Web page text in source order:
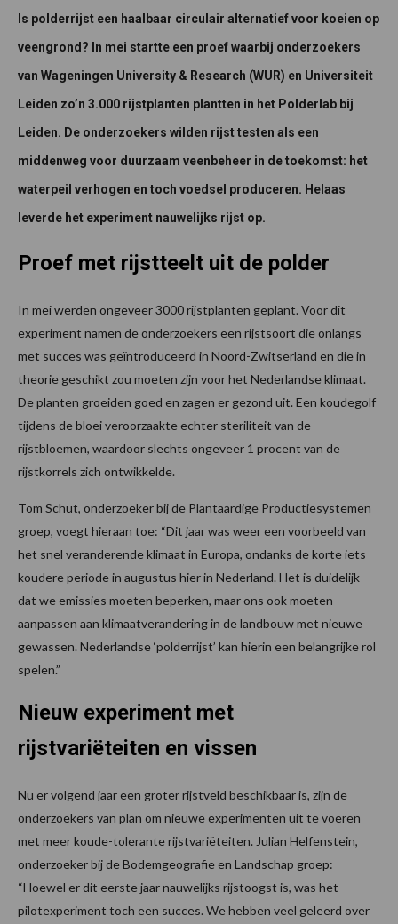
Is polderrijst een haalbaar circulair alternatief voor koeien op
veengrond? In mei startte een proef waarbij onderzoekers
van Wageningen University & Research (WUR) en Universiteit
Leiden zo’n 3.000 rijstplanten plantten in het Polderlab bij
Leiden. De onderzoekers wilden rijst testen als een
middenweg voor duurzaam veenbeheer in de toekomst: het
waterpeil verhogen en toch voedsel produceren. Helaas
leverde het experiment nauwelijks rijst op.
Proef met rijstteelt uit de polder
In mei werden ongeveer 3000 rijstplanten geplant. Voor dit
experiment namen de onderzoekers een rijstsoort die onlangs
met succes was geïntroduceerd in Noord-Zwitserland en die in
theorie geschikt zou moeten zijn voor het Nederlandse klimaat.
De planten groeiden goed en zagen er gezond uit. Een koudegolf
tijdens de bloei veroorzaakte echter steriliteit van de
rijstbloemen, waardoor slechts ongeveer 1 procent van de
rijstkorrels zich ontwikkelde.
Tom Schut, onderzoeker bij de Plantaardige Productiesystemen
groep, voegt hieraan toe: “Dit jaar was weer een voorbeeld van
het snel veranderende klimaat in Europa, ondanks de korte iets
koudere periode in augustus hier in Nederland. Het is duidelijk
dat we emissies moeten beperken, maar ons ook moeten
aanpassen aan klimaatverandering in de landbouw met nieuwe
gewassen. Nederlandse ‘polderrijst’ kan hierin een belangrijke rol
spelen.”
Nieuw experiment met
rijstvariëteiten en vissen
Nu er volgend jaar een groter rijstveld beschikbaar is, zijn de
onderzoekers van plan om nieuwe experimenten uit te voeren
met meer koude-tolerante rijstvariëteiten. Julian Helfenstein,
onderzoeker bij de Bodemgeografie en Landschap groep:
“Hoewel er dit eerste jaar nauwelijks rijstoogst is, was het
pilotexperiment toch een succes. We hebben veel geleerd over